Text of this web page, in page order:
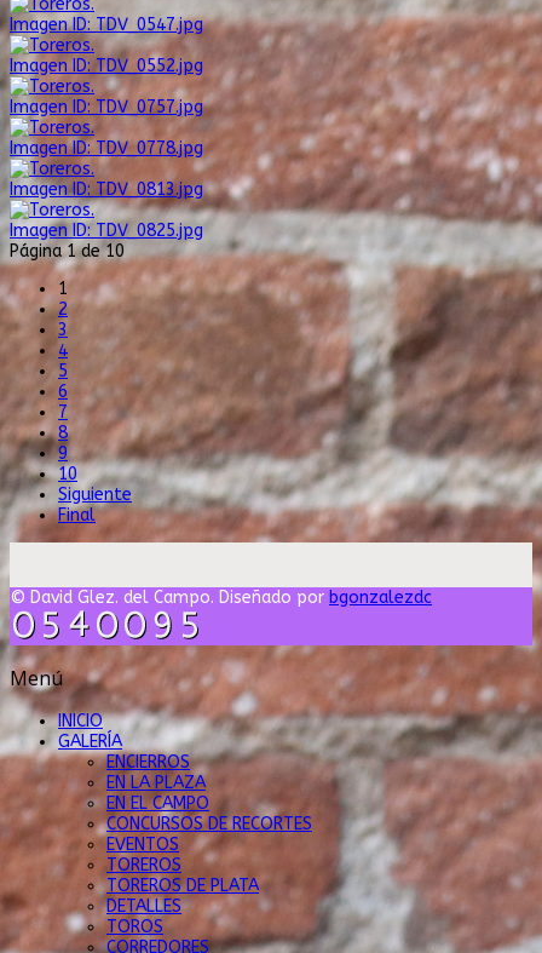
Imagen ID: TDV_0547.jpg
Imagen ID: TDV_0552.jpg
Imagen ID: TDV_0757.jpg
Imagen ID: TDV_0778.jpg
Imagen ID: TDV_0813.jpg
Imagen ID: TDV_0825.jpg
Página 1 de 10
1
2
3
4
5
6
7
8
9
10
Siguiente
Final
© David Glez. del Campo. Diseñado por bgonzalezdc
Menú
INICIO
GALERÍA
ENCIERROS
EN LA PLAZA
EN EL CAMPO
CONCURSOS DE RECORTES
EVENTOS
TOREROS
TOREROS DE PLATA
DETALLES
TOROS
CORREDORES